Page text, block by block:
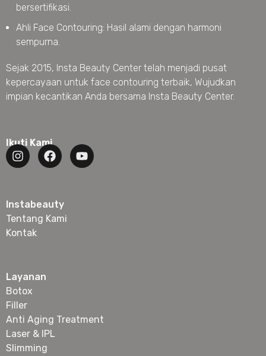
bersertifikasi.
Ahli Face Contouring: Hasil alami dengan harmoni
sempurna.
Sejak 2015, Insta Beauty Center telah menjadi pusat
kepercayaan untuk face contouring terbaik, Wujudkan
impian kecantikan Anda bersama Insta Beauty Center.
Ikuti Kami
Instabeauty
Tentang Kami
Kontak
Layanan
Botox
Filler
Anti Aging Treatment
Laser & IPL
Slimming